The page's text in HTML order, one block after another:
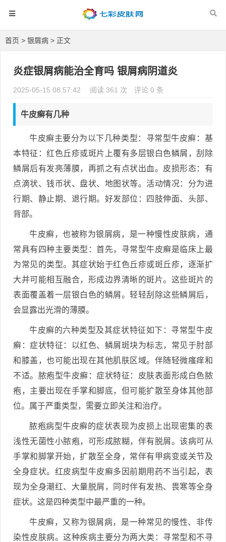
首页 > 银屑病 > 正文
炎症银屑病能治全育吗 银屑病阴道炎
2025-05-15 08:57:42 阅读 361 次 评论 0 条
牛皮癣有几种
牛皮癣主要分为以下几种类型：寻常型牛皮癣：基
本特征：红色丘疹或斑片上覆有多层银白色鳞屑，刮除
鳞屑后有发亮薄膜，再抓之有点状出血。皮损形态：有
点滴状、钱币状、盘状、地图状等。活动情况：分为进
行期、静止期、退行期。好发部位：四肢伸面、头部、
背部。
牛皮癣，也被称为银屑病，是一种慢性皮肤病，通
常具有四种主要类型：首先，寻常型牛皮癣是临床上最
为常见的类型。其症状始于红色丘疹或斑丘疹，逐渐扩
大并可能相互融合，形成边界清晰的斑片。这些斑片的
表面覆盖着一层银白色的鳞屑。轻轻刮除这些鳞屑后，
会显露出光滑的薄膜。
牛皮癣的六种类型及其症状特征如下：寻常型牛皮
癣：症状特征：以红色、鳞屑斑块为标志，常见于肘部
和膝盖，也可能出现在其他肌肤区域。伴随轻微瘙痒和
不适。脓疱型牛皮癣：症状特征：皮肤表面形成白色脓
疱，主要出现在手掌和脚底，但可能扩散至身体其他部
位。属于严重类型，需要立即关注和治疗。
脓疱病型牛皮癣的症状表现为皮损上出现密集的表
浅性无菌性小脓疱，可形成脓糊，伴有脱屑。该病可从
手掌和脚掌开始，扩散至全身，常伴有甲病变或关节及
全身症状。红皮病型牛皮癣多因前期用药不当引起，表
现为全身潮红、大量脱屑，同时伴有发热、畏寒等全身
症状。这是四种类型中最严重的一种。
牛皮癣，又称为银屑病，是一种常见的慢性、非传
染性皮肤病。这种疾病主要分为两大类：寻常型和不寻